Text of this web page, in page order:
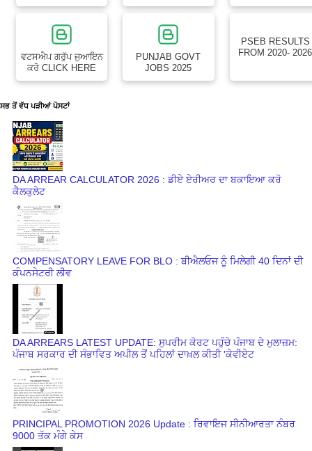
ਵਟਸਐਪ ਗਰੁੱਪ ਜੁਆਇਨ
ਕਰੋ CLICK HERE
PUNJAB GOVT
JOBS 2025
PSEB RESULTS
FROM 2020- 2026
ਸਭ ਤੋਂ ਵੱਧ ਪੜੀਆਂ ਪੋਸਟਾਂ
DA ARREAR CALCULATOR 2026 : ਡੀਏ ਏਰੀਅਰ ਦਾ ਬਕਾਇਆ ਕਰੋ
ਕੈਲਕੁਲੇਟ
COMPENSATORY LEAVE FOR BLO : ਬੀਐਲਓਜ ਨੂੰ ਮਿਲੇਗੀ 40 ਦਿਨਾਂ ਦੀ
ਕੰਪਨਸੇਟਰੀ ਲੀਵ
DA ARREARS LATEST UPDATE: ਸੁਪਰੀਮ ਕੋਰਟ ਪਹੁੰਚੇ ਪੰਜਾਬ ਦੇ ਮੁਲਾਜ਼ਮ:
ਪੰਜਾਬ ਸਰਕਾਰ ਦੀ ਸੰਭਾਵਿਤ ਅਪੀਲ ਤੋਂ ਪਹਿਲਾਂ ਦਾਖ਼ਲ ਕੀਤੀ 'ਕੇਵੀਏਟ
PRINCIPAL PROMOTION 2026 Update : ਰਿਵਾਇਜ ਸੀਨੀਆਰਤਾ ਨੰਬਰ
9000 ਤੱਕ ਮੰਗੇ ਕੇਸ